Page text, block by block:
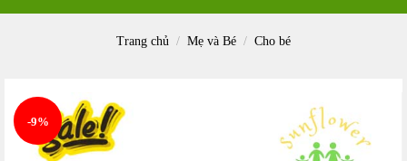
Trang chủ / Mẹ và Bé / Cho bé
-9%